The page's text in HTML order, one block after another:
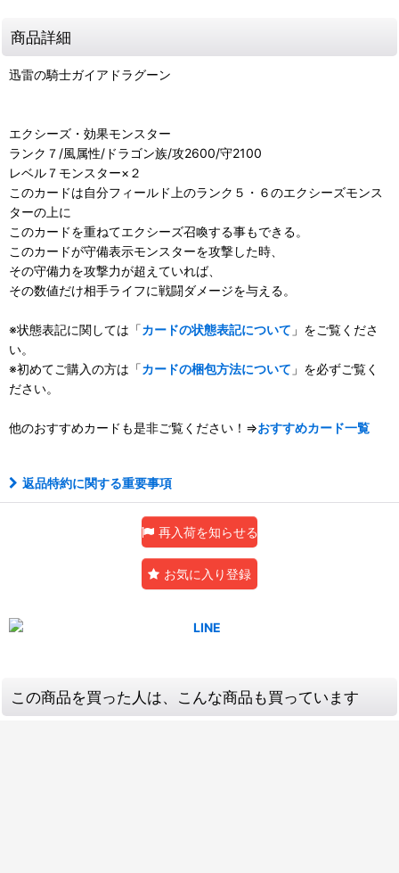
商品詳細
迅雷の騎士ガイアドラグーン
エクシーズ・効果モンスター
ランク７/風属性/ドラゴン族/攻2600/守2100
レベル７モンスター×２
このカードは自分フィールド上のランク５・６のエクシーズモンス
ターの上に
このカードを重ねてエクシーズ召喚する事もできる。
このカードが守備表示モンスターを攻撃した時、
その守備力を攻撃力が超えていれば、
その数値だけ相手ライフに戦闘ダメージを与える。
※状態表記に関しては「カードの状態表記について 」をご覧くださ
い。
※初めてご購入の方は「カードの梱包方法について 」を必ずご覧く
ださい。
他のおすすめカードも是非ご覧ください！⇒おすすめカード一覧
返品特約に関する重要事項
再入荷を知らせる
お気に入り登録
この商品を買った人は、こんな商品も買っています